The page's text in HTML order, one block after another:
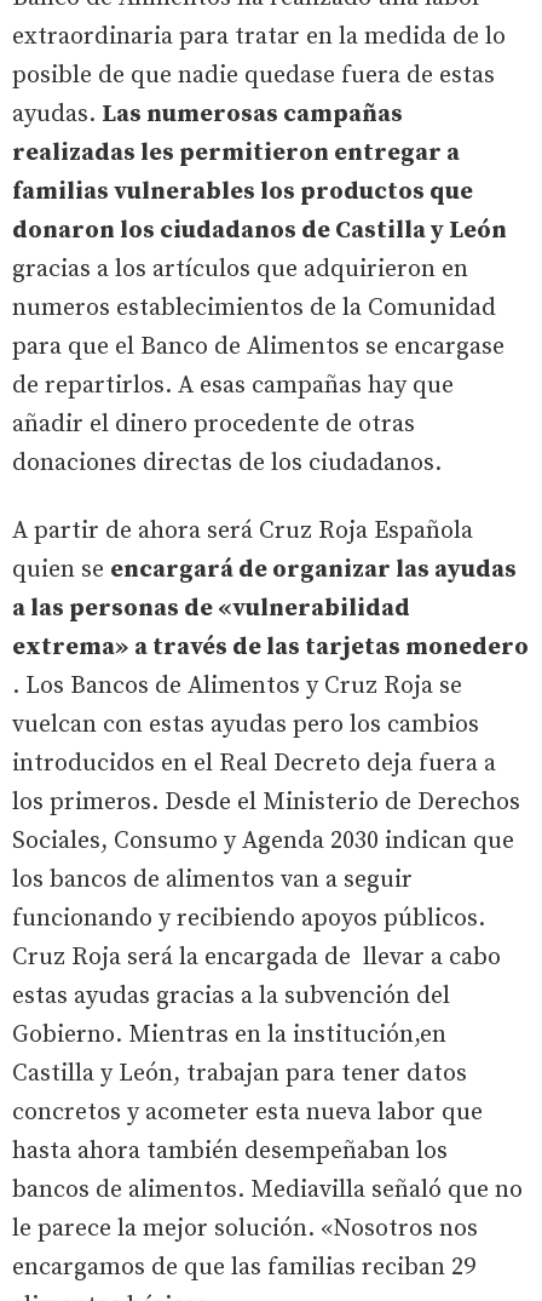
extraordinaria para tratar en la medida de lo
posible de que nadie quedase fuera de estas
ayudas. Las numerosas campañas
realizadas les permitieron entregar a
familias vulnerables los productos que
donaron los ciudadanos de Castilla y León
gracias a los artículos que adquirieron en
numeros establecimientos de la Comunidad
para que el Banco de Alimentos se encargase
de repartirlos. A esas campañas hay que
añadir el dinero procedente de otras
donaciones directas de los ciudadanos.
A partir de ahora será Cruz Roja Española
quien se encargará de organizar las ayudas
a las personas de «vulnerabilidad
extrema» a través de las tarjetas monedero
. Los Bancos de Alimentos y Cruz Roja se
vuelcan con estas ayudas pero los cambios
introducidos en el Real Decreto deja fuera a
los primeros. Desde el Ministerio de Derechos
Sociales, Consumo y Agenda 2030 indican que
los bancos de alimentos van a seguir
funcionando y recibiendo apoyos públicos.
Cruz Roja será la encargada de llevar a cabo
estas ayudas gracias a la subvención del
Gobierno. Mientras en la institución,en
Castilla y León, trabajan para tener datos
concretos y acometer esta nueva labor que
hasta ahora también desempeñaban los
bancos de alimentos. Mediavilla señaló que no
le parece la mejor solución. «Nosotros nos
encargamos de que las familias reciban 29